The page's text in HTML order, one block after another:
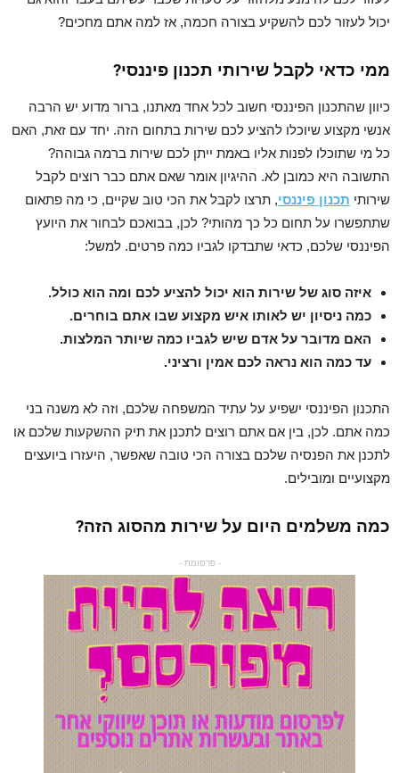
יכול לעזור לכם להשקיע בצורה חכמה, אז למה אתם מחכים?
ממי כדאי לקבל שירותי תכנון פיננסי?
כיוון שהתכנון הפיננסי חשוב לכל אחד מאתנו, ברור מדוע יש הרבה
אנשי מקצוע שיוכלו להציע לכם שירות בתחום הזה. יחד עם זאת, האם
כל מי שתוכלו לפנות אליו באמת ייתן לכם שירות ברמה גבוהה?
התשובה היא כמובן לא. ההיגיון אומר שאם אתם כבר רוצים לקבל
שירותי תכנון פיננסי, תרצו לקבל את הכי טוב שקיים, כי מה פתאום
שתתפשרו על תחום כל כך מהותי? לכן, בבואכם לבחור את היועץ
הפיננסי שלכם, כדאי שתבדקו לגביו כמה פרטים. למשל:
איזה סוג של שירות הוא יכול להציע לכם ומה הוא כולל.
כמה ניסיון יש לאותו איש מקצוע שבו אתם בוחרים.
האם מדובר על אדם שיש לגביו כמה שיותר המלצות.
עד כמה הוא נראה לכם אמין ורציני.
התכנון הפיננסי ישפיע על עתיד המשפחה שלכם, וזה לא משנה בני
כמה אתם. לכן, בין אם אתם רוצים לתכנן את תיק ההשקעות שלכם או
לתכנן את הפנסיה שלכם בצורה הכי טובה שאפשר, היעזרו ביועצים
מקצועיים ומובילים.
כמה משלמים היום על שירות מהסוג הזה?
- פרסומת -